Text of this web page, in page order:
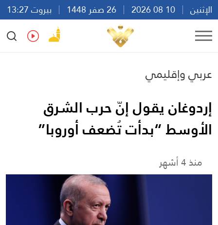
الإثنين
بيروت 13:27
Ar
En Fr Es
عربي وإقليمي
إردوغان يقول إنّ حرب الشرق
الأوسط “بدأت تُضعف أوروبا”
منذ 4 أشهر